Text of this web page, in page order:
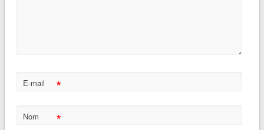
E-mail *
Nom *